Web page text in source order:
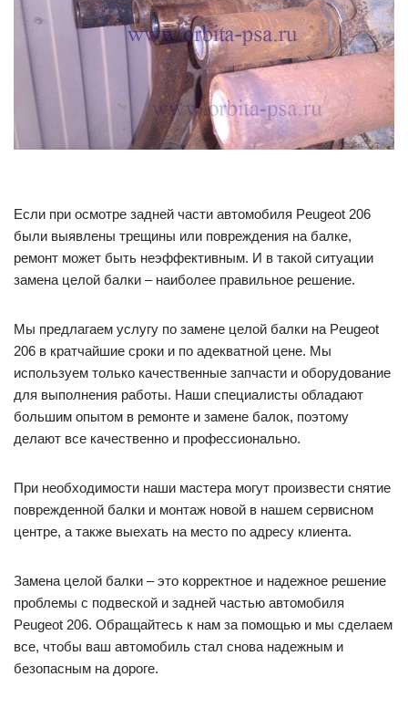
Если при осмотре задней части автомобиля Peugeot 206
были выявлены трещины или повреждения на балке,
ремонт может быть неэффективным. И в такой ситуации
замена целой балки – наиболее правильное решение.
Мы предлагаем услугу по замене целой балки на Peugeot
206 в кратчайшие сроки и по адекватной цене. Мы
используем только качественные запчасти и оборудование
для выполнения работы. Наши специалисты обладают
большим опытом в ремонте и замене балок, поэтому
делают все качественно и профессионально.
При необходимости наши мастера могут произвести снятие
поврежденной балки и монтаж новой в нашем сервисном
центре, а также выехать на место по адресу клиента.
Замена целой балки – это корректное и надежное решение
проблемы с подвеской и задней частью автомобиля
Peugeot 206. Обращайтесь к нам за помощью и мы сделаем
все, чтобы ваш автомобиль стал снова надежным и
безопасным на дороге.